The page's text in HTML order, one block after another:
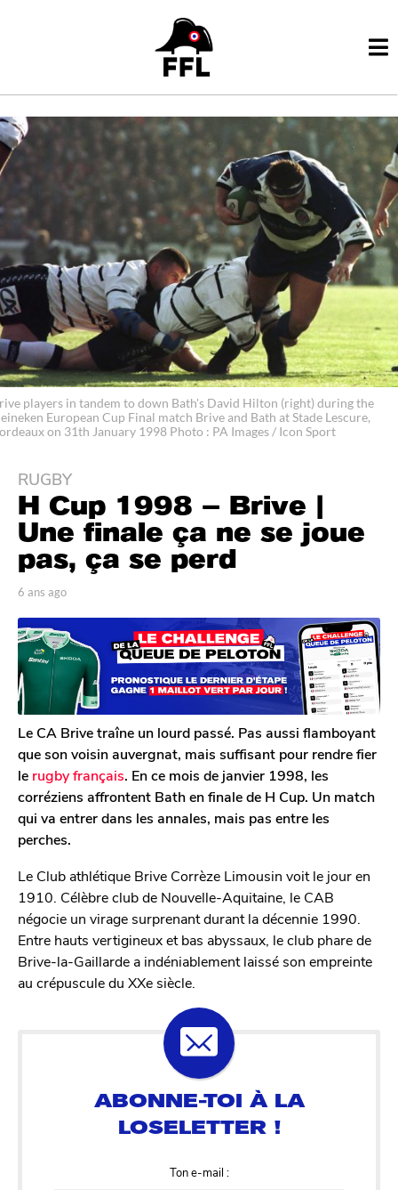
players in tandem to down Bath's David Hilton (right) during the
European Cup Final match Brive and Bath at Stade Lescure,
on 31th January 1998 Photo : PA Images / Icon Sport
6
a
n
s
a
g
6
a
n
s
a
g
o
RUGBY
H Cup 1998 – Brive |
Une finale ça ne se joue
pas, ça se perd
p
r
T
o
m
G
a
l
r
o
n
6 ans ago
s
a
Le CA Brive traîne un lourd passé. Pas aussi flamboyant
que son voisin auvergnat, mais suffisant pour rendre fier
le rugby français. En ce mois de janvier 1998, les
corréziens affrontent Bath en finale de H Cup. Un match
qui va entrer dans les annales, mais pas entre les
perches.
Le Club athlétique Brive Corrèze Limousin voit le jour en
1910. Célèbre club de Nouvelle-Aquitaine, le CAB
négocie un virage surprenant durant la décennie 1990.
Entre hauts vertigineux et bas abyssaux, le club phare de
Brive-la-Gaillarde a indéniablement laissé son empreinte
au crépuscule du XXe siècle.
Ton e-mail :